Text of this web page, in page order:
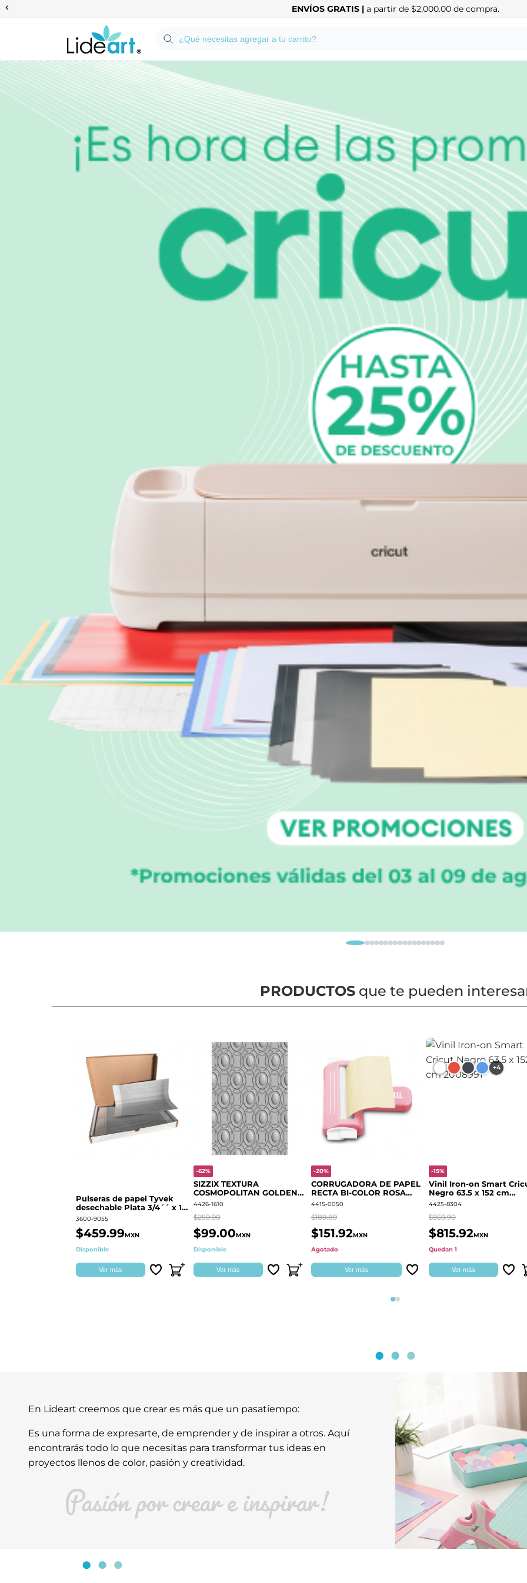
Anterior ENVÍOS GRATIS | a partir de $2,000.00 de compra.
PRODUCTOSque te pueden
Pulseras de papel Tyvek
desechable Plata 3/4´´ x 10
´´
3600-9055
$459.99MXN
Disponible
Ver más
-62%
SIZZIX TEXTURA
COSMOPOLITAN GOLDEN
RINGS S.PARK 666700
4426-1610
$259.90
$99.00MXN
Disponible
Ver más
-20%
CORRUGADORA DE PAPEL
RECTA BI-COLOR ROSA
QUELLI
4415-0050
$189.89
$151.92MXN
Agotado
Ver más
+4
-15%
Vinil Iron-on Smart
Negro 63.5 x 152 cm
2008991
4425-8304
$959.90
$815.92MXN
Quedan 1
Ver más
Página 1
Página 2
En Lideart creemos que crear es más que un pasatiempo:
Es una forma de expresarte, de emprender y de inspirar a otros. Aquí
encontrarás todo lo que necesitas para transformar tus ideas en
proyectos llenos de color, pasión y creatividad.